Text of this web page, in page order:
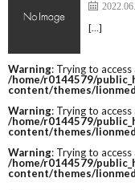
[…]
Warning: Trying to
/home/r0144579/
content/themes/
Warning: Trying to
/home/r0144579/
content/themes/
Warning: Trying to
/home/r0144579/
content/themes/